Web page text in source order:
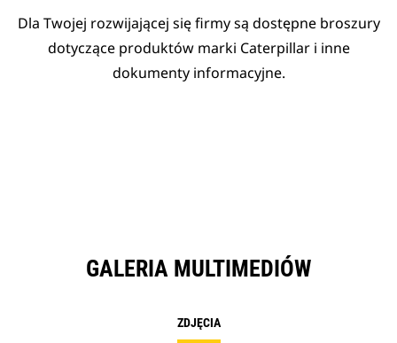
Dla Twojej rozwijającej się firmy są dostępne broszury
dotyczące produktów marki Caterpillar i inne
dokumenty informacyjne.
GALERIA MULTIMEDIÓW
ZDJĘCIA